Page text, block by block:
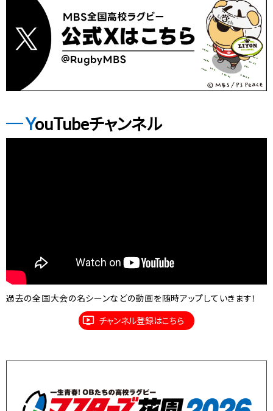
YouTubeチャンネル
過去の全国大会の名シーンなどの動画を随時アップしていきます！
チャンネル登録はこちら